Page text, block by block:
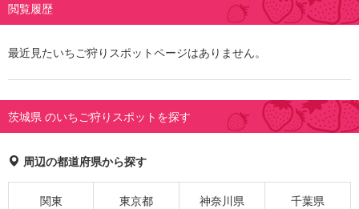
閲覧履歴
最近見たいちご狩りスポットページはありません。
茨城県 のいちご狩りスポットを探す
周辺の都道府県から探す
関東 東京都 神奈川県 千葉県